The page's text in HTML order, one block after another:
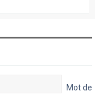
Mot de